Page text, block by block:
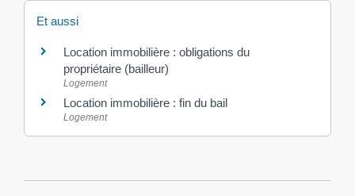
Et aussi
Location immobilière : obligations du
propriétaire (bailleur)
Logement
Location immobilière : fin du bail
Logement